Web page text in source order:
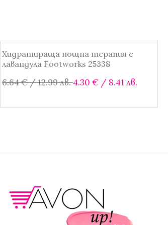
SALE!
Хидратираща нощна терапия с
лавандула Footworks 25338
6.64€/ 12.99 лв.Original
12.99 лв..
4.30 € / 8.41 лв.
8.41 лв..